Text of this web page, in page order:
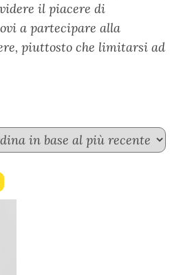
il piacere di
a partecipare alla
piuttosto che limitarsi ad